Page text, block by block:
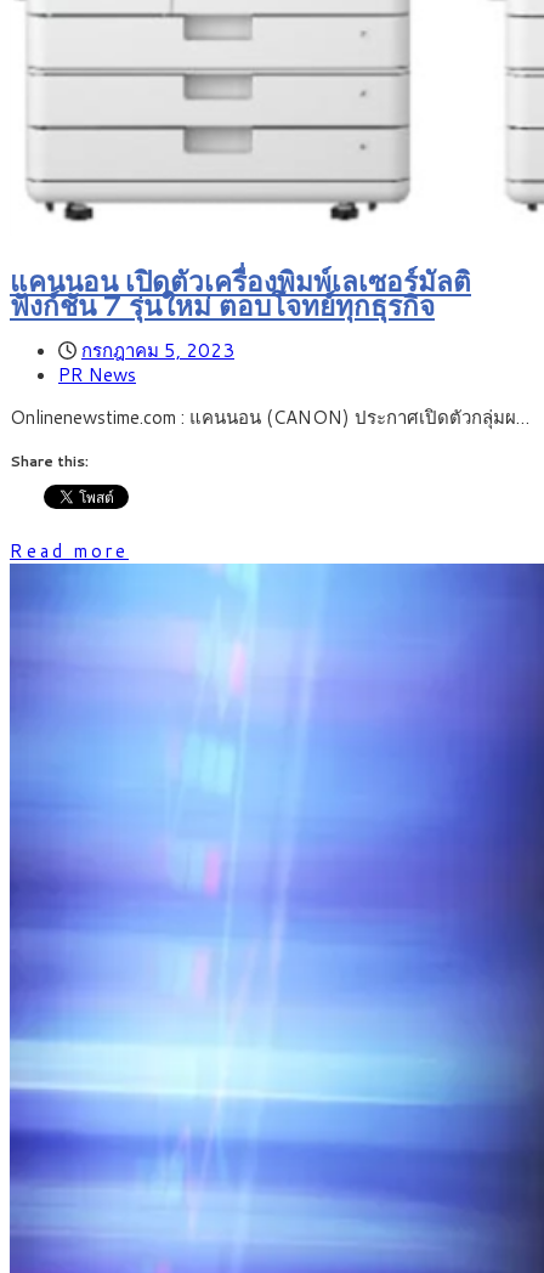
แคนนอน เปิดตัวเครื่องพิมพ์เลเซอร์มัลติ
ฟังก์ชัน 7 รุ่นใหม่ ตอบโจทย์ทุกธุรกิจ
กรกฎาคม 5, 2023
PR News
Onlinenewstime.com : แคนนอน (CANON) ประกาศเปิดตัวกลุ่มผ…
Share this:
Read more